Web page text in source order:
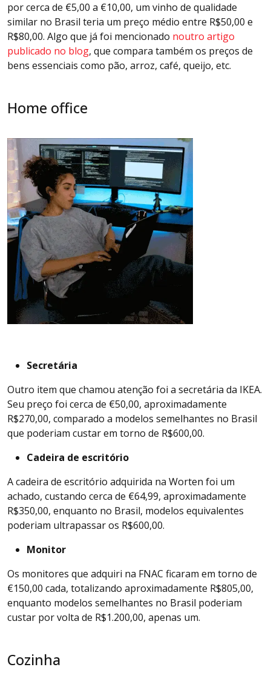
por cerca de €5,00 a €10,00, um vinho de qualidade
similar no Brasil teria um preço médio entre R$50,00 e
R$80,00. Algo que já foi mencionado noutro artigo
publicado no blog, que compara também os preços de
bens essenciais como pão, arroz, café, queijo, etc.
Home office
Secretária
Outro item que chamou atenção foi a secretária da IKEA.
Seu preço foi cerca de €50,00, aproximadamente
R$270,00, comparado a modelos semelhantes no Brasil
que poderiam custar em torno de R$600,00.
Cadeira de escritório
A cadeira de escritório adquirida na Worten foi um
achado, custando cerca de €64,99, aproximadamente
R$350,00, enquanto no Brasil, modelos equivalentes
poderiam ultrapassar os R$600,00.
Monitor
Os monitores que adquiri na FNAC ficaram em torno de
€150,00 cada, totalizando aproximadamente R$805,00,
enquanto modelos semelhantes no Brasil poderiam
custar por volta de R$1.200,00, apenas um.
Cozinha